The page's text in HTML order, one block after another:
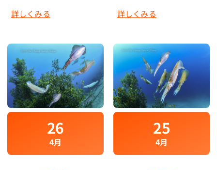
詳しくみる 詳しくみる
26
4月
25
4月